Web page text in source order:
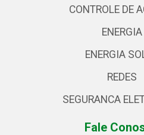
CONTROLE DE
ENERGIA
ENERGIA
REDES
SEGURANCA
Fale